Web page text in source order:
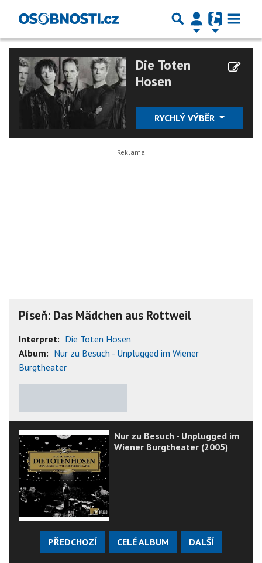
Die Toten
Hosen
RYCHLÝ VÝBĚR
Píseň: Das Mädchen aus Rottweil
Interpret: Die Toten Hosen
Album: Nur zu Besuch - Unplugged im Wiener
Burgtheater
Nur zu Besuch - Unplugged im
Wiener Burgtheater (2005)
PŘEDCHOZÍ CELÉ ALBUM DALŠÍ